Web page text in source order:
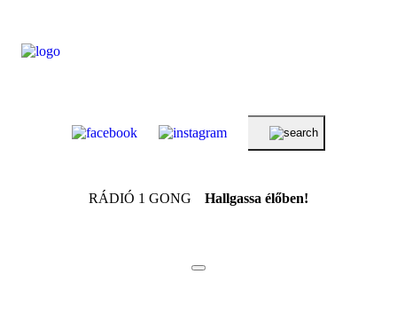
RÁDIÓ 1 GONG Hallgassa élőben!